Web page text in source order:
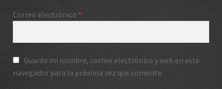
Correo electrónico *
Guarda mi nombre, correo electrónico y web en este
navegador para la próxima vez que comente.